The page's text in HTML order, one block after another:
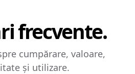
frecvente.
cumpărare, valoare,
și utilizare.